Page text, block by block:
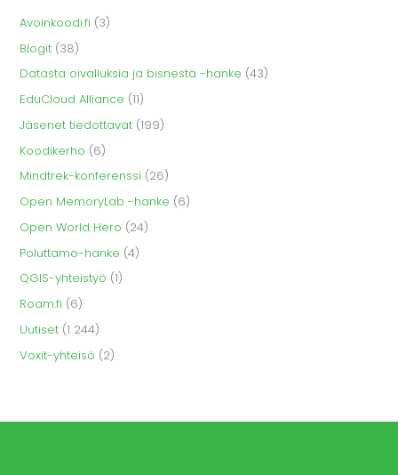
Avoinkoodi.fi (3)
Blogit (38)
Datasta oivalluksia ja bisnestä -hanke (43)
EduCloud Alliance (11)
Jäsenet tiedottavat (199)
Koodikerho (6)
Mindtrek-konferenssi (26)
Open MemoryLab -hanke (6)
Open World Hero (24)
Poluttamo-hanke (4)
QGIS-yhteistyö (1)
Roam.fi (6)
Uutiset (1 244)
Voxit-yhteisö (2)